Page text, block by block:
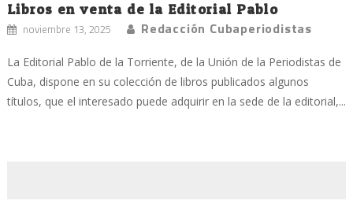
Libros en venta de la Editorial Pablo
noviembre 13, 2025 Redacción Cubaperiodistas
La Editorial Pablo de la Torriente, de la Unión de la Periodistas de
Cuba, dispone en su colección de libros publicados algunos
títulos, que el interesado puede adquirir en la sede de la editorial,...